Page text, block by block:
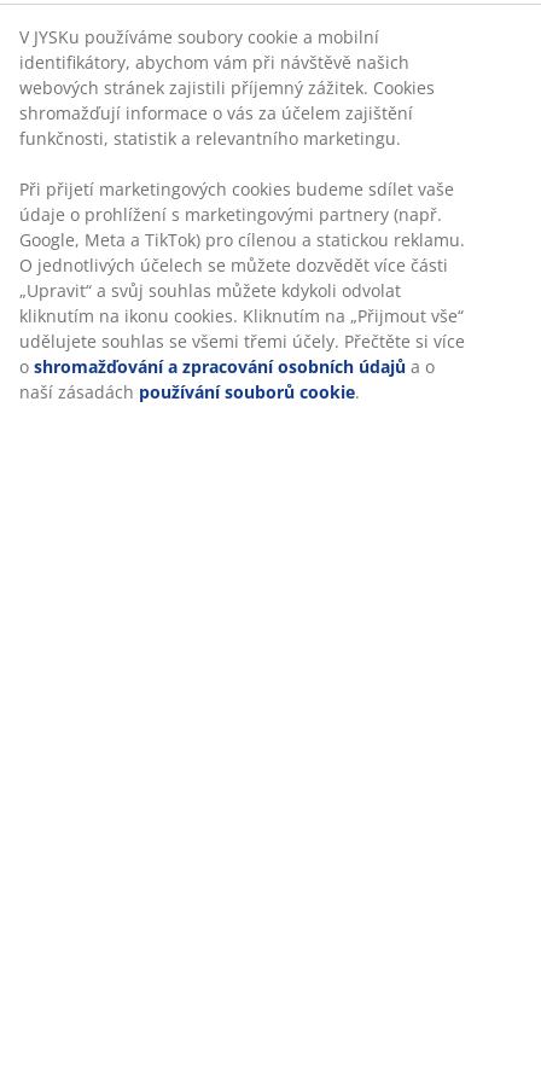
Rychlá a snadná doprava podle vašich představ
Luxusní polstr s odolným strukturově tkaným
Skladová položka: 6427930
V JYSKu používáme soubory cookie a mobilní
identifikátory, abychom vám při návštěvě našich
webových stránek zajistili příjemný zážitek. Cookies
shromažďují informace o vás za účelem zajištění
funkčnosti, statistik a relevantního marketingu.
Při přijetí marketingových cookies budeme sdílet vaše
údaje o prohlížení s marketingovými partnery (např.
Google, Meta a TikTok) pro cílenou a statickou reklamu.
O jednotlivých účelech se můžete dozvědět více části
„Upravit“ a svůj souhlas můžete kdykoli odvolat
kliknutím na ikonu cookies. Kliknutím na „Přijmout vše“
udělujete souhlas se všemi třemi účely. Přečtěte si více
o shromažďování a zpracování osobních údajů a o
naší zásadách používání souborů cookie.